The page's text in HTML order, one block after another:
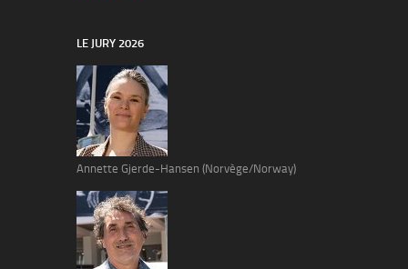
LE JURY 2026
Annette Gjerde-Hansen (Norvège/Norway)